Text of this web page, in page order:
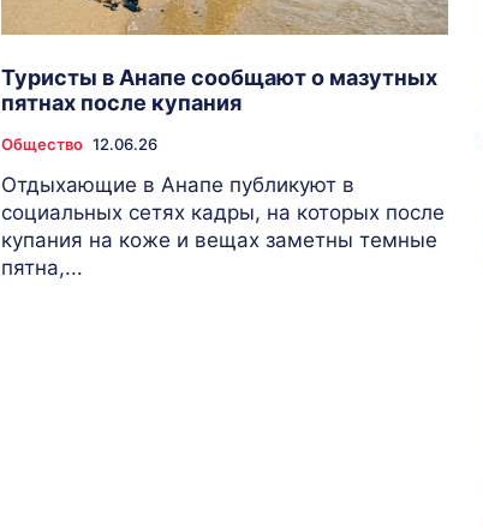
Туристы в Анапе сообщают о мазутных
пятнах после купания
Общество 12.06.26
Отдыхающие в Анапе публикуют в
социальных сетях кадры, на которых после
купания на коже и вещах заметны темные
пятна,...